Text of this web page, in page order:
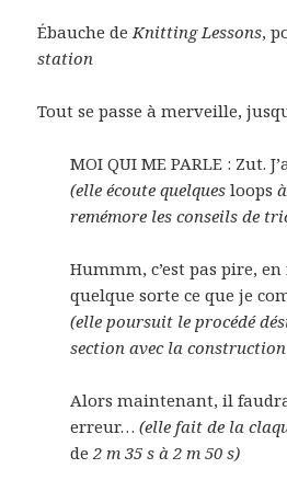
Ébauche de Knitting Lessons,
station
Tout se passe à merveille,
MOI QUI ME PARLE : Zut.
(elle écoute quelquesloops
remémore les conseils de
Hummm, c’est pas pire,
quelque sorte ce que je
(elle poursuit le procédé
section avec la
Alors maintenant, il
erreur…(elle fait de la
de2 m 35 s à 2 m 50 s)